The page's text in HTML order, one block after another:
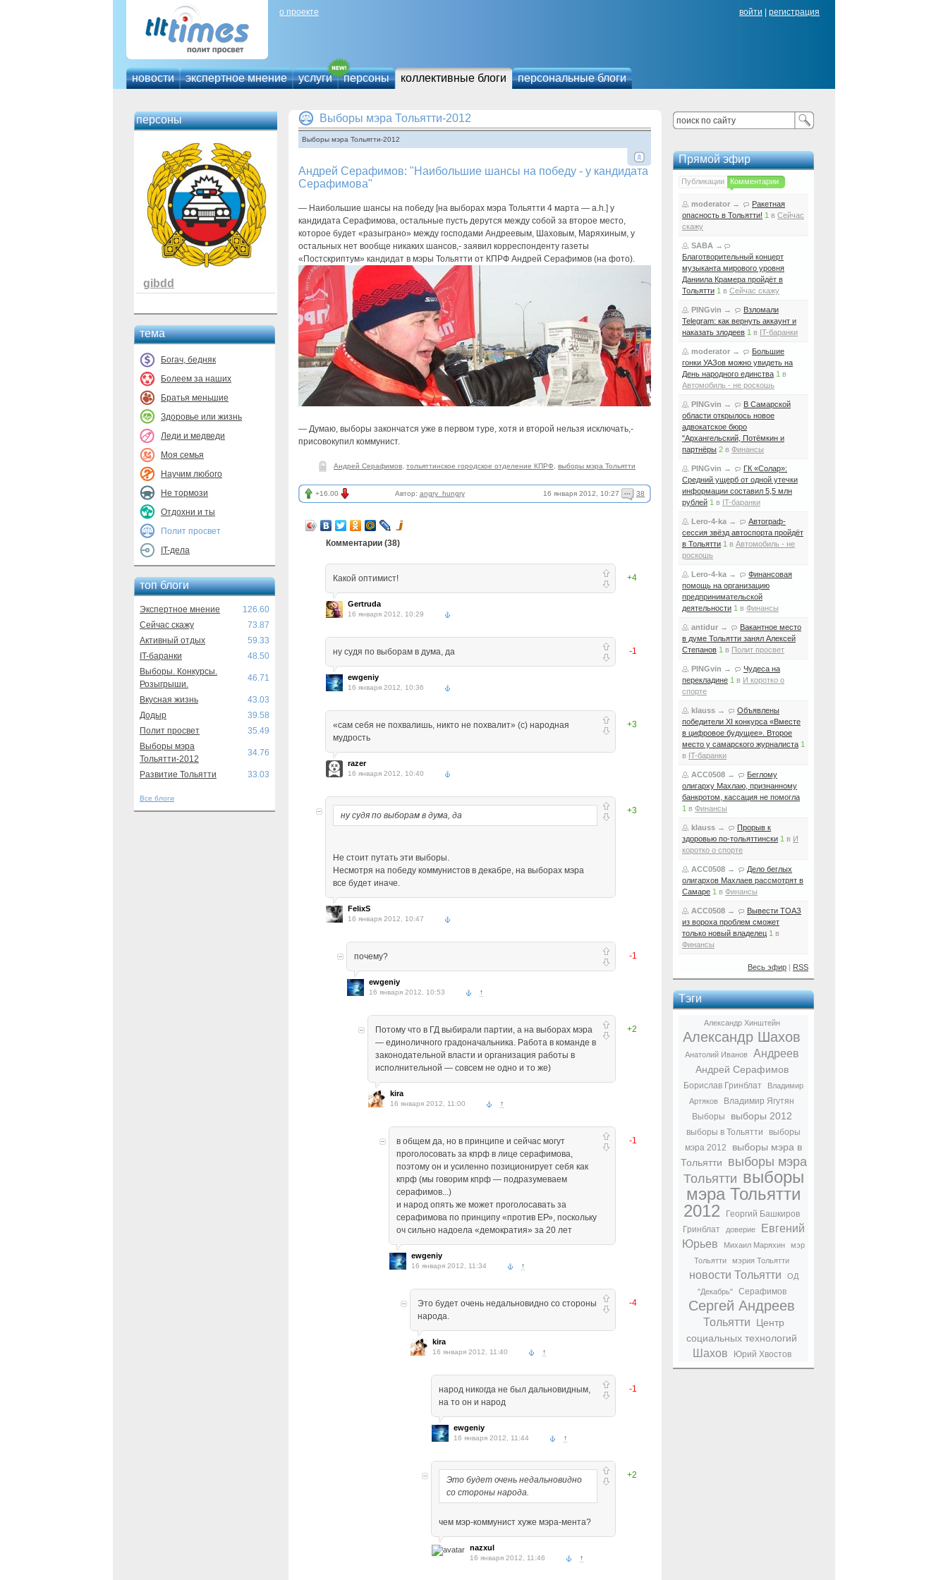
о проекте войти регистрация
новости экспертное мнение услуги персоны коллективные блоги персональные блоги
персоны
gibdd
тема
Богач, бедняк
Болеем за наших
Братья меньшие
Здоровье или жизнь
Леди и медведи
Моя семья
Научим любого
Не тормози
Отдохни и ты
Полит просвет
IT-дела
топ блоги
Экспертное мнение
126.60
Сейчас скажу
73.87
Активный отдых
59.33
IT-баранки
48.50
Выборы. Конкурсы.
Розыгрыши.
46.71
Вкусная жизнь
43.03
Додыр
39.58
Полит просвет
35.49
Выборы мэра
Тольятти-2012
34.76
Развитие Тольятти 33.03
Все блоги
Выборы мэра Тольятти-2012
Выборы мэра Тольятти-2012
Андрей Серафимов: "Наибольшие шансы на победу - у кандидата
Серафимова"
— Наибольшие шансы на победу [на выборах мэра Тольятти 4 марта — a.h.] у
кандидата Серафимова, остальные пусть дерутся между собой за второе место,
которое будет «разыграно» между господами Андреевым, Шаховым, Маряхиным, у
остальных нет вообще никаких шансов,- заявил корреспонденту газеты
«Постскриптум» кандидат в мэры Тольятти от КПРФ Андрей Серафимов (на фото).
— Думаю, выборы закончатся уже в первом туре, хотя и второй нельзя исключать,-
присовокупил коммунист.
Андрей Серафимов тольяттинское городское отделение КПРФ выборы мэра Тольятти
+16.00 Автор: angry_hungry 16 января 2012, 10:27 38
Комментарии (38)
+4
Какой оптимист!
Gertruda
16 января 2012, 10:29
-1
ну судя по выборам в дума, да
ewgeniy
16 января 2012, 10:36
+3
«сам себя не похвалишь, никто не похвалит» (с) народная
мудрость
razer
16 января 2012, 10:40
+3
ну судя по выборам в дума, да
Не стоит путать эти выборы.
Несмотря на победу коммунистов в декабре, на выборах мэра
все будет иначе.
FelixS
16 января 2012, 10:47
-1
почему?
ewgeniy
16 января 2012, 10:53 ↑
+2
Потому что в ГД выбирали партии, а на выборах мэра
— единоличного градоначальника. Работа в команде в
законодательной власти и организация работы в
исполнительной — совсем не одно и то же)
kira
16 января 2012, 11:00 ↑
-1
в общем да, но в принципе и сейчас могут
проголосовать за кпрф в лице серафимова,
поэтому он и усиленно позиционирует себя как
кпрф (мы говорим кпрф — подразумеваем
серафимов...)
и народ опять же может проголосавать за
серафимова по принципу «против ЕР», поскольку
оч сильно надоела «демократия» за 20 лет
ewgeniy
16 января 2012, 11:34 ↑
-4
Это будет очень недальновидно со стороны
народа.
kira
16 января 2012, 11:40 ↑
-1
народ никогда не был дальновидным,
на то он и народ
ewgeniy
16 января 2012, 11:44 ↑
+2
Это будет очень недальновидно
со стороны народа.
чем мэр-коммунист хуже мэра-мента?
nazxul
16 января 2012, 11:46 ↑
Прямой эфир
Публикации Комментарии
moderator →
Ракетная
опасность в Тольятти! 1 в Сейчас
скажу
SABA →
Благотворительный концерт
музыканта мирового уровня
Даниила Крамера пройдёт в
Тольятти 1 в Сейчас скажу
PINGvin →
Взломали
Telegram: как вернуть аккаунт и
наказать злодеев 1 в IT-баранки
moderator →
Большие
гонки УАЗов можно увидеть на
День народного единства 1 в
Автомобиль - не роскошь
PINGvin →
В Самарской
области открылось новое
адвокатское бюро
"Архангельский, Потёмкин и
партнёры 2 в Финансы
PINGvin →
ГК «Солар»:
Средний ущерб от одной утечки
информации составил 5,5 млн
рублей 1 в IT-баранки
Lero-4-ka →
Автограф-
сессия звёзд автоспорта пройдёт
в Тольятти 1 в Автомобиль - не
роскошь
Lero-4-ka →
Финансовая
помощь на организацию
предпринимательской
деятельности 1 в Финансы
antidur →
Вакантное место
в думе Тольятти занял Алексей
Степанов 1 в Полит просвет
PINGvin →
Чудеса на
перекладине 1 в И коротко о
спорте
klauss →
Объявлены
победители XI конкурса «Вместе
в цифровое будущее». Второе
место у самарского журналиста 1
в IT-баранки
ACC0508 →
Беглому
олигарху Махлаю, признанному
банкротом, кассация не помогла
1 в Финансы
klauss →
Прорыв к
здоровью по-тольяттински 1 в И
коротко о спорте
ACC0508 →
Дело беглых
олигархов Махлаев рассмотрят в
Самаре 1 в Финансы
ACC0508 →
Вывести ТОАЗ
из вороха проблем сможет
только новый владелец 1 в
Финансы
Весь эфир | RSS
Тэги
Александр Хинштейн
Александр Шахов
Анатолий Иванов Андреев
Андрей Серафимов
Борислав Гринблат
Владимир
Артяков
Владимир Ягутян
Выборы
выборы 2012
выборы в Тольятти
выборы
мэра 2012
выборы мэра в
Тольятти
выборы мэра
Тольятти выборы
мэра Тольятти
2012
Георгий Башкиров
Гринблат
доверие
Евгений
Юрьев
Михаил Маряхин
мэр
Тольятти
мэрия Тольятти
новости Тольятти
ОД
"Декабрь"
Серафимов
Сергей Андреев
Тольятти
Центр
социальных технологий
Шахов Юрий Хвостов